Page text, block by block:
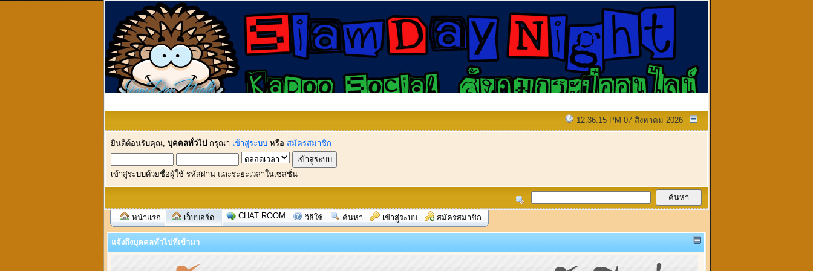
12:36:15 PM 07 สิงหาคม 2026
ยินดีต้อนรับคุณ, บุคคลทั่วไป กรุณา เข้าสู่ระบบ หรือ สมัครสมาชิก
เข้าสู่ระบบด้วยชื่อผู้ใช้ รหัสผ่าน และระยะเวลาในเซสชั่น
หน้าแรก เว็บบอร์ด CHAT ROOM วิธีใช้ ค้นหา เข้าสู่ระบบ สมัครสมาชิก
แจ้งถึงบุคคลทั่วไปที่เข้ามา